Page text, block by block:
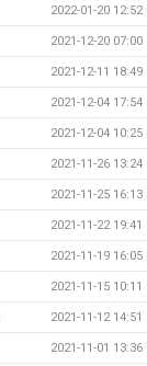
2022-01-20 12:52
2021-12-20 07:00
2021-12-11 18:49
2021-12-04 17:54
2021-12-04 10:25
2021-11-26 13:24
2021-11-25 16:13
2021-11-22 19:41
2021-11-19 16:05
2021-11-15 10:11
2021-11-12 14:51
2021-11-01 13:36